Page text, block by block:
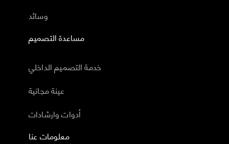
وسائد
مساعدة التصميم
خدمة التصميم الداخلي
عينة مجانية
أدوات وارشادات
معلومات عنا